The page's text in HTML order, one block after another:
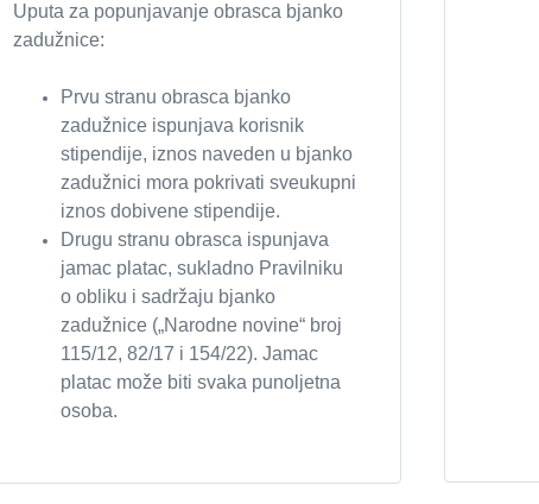
Uputa za popunjavanje obrasca bjanko
zadužnice:
Prvu stranu obrasca bjanko
zadužnice ispunjava korisnik
stipendije, iznos naveden u bjanko
zadužnici mora pokrivati sveukupni
iznos dobivene stipendije.
Drugu stranu obrasca ispunjava
jamac platac, sukladno Pravilniku
o obliku i sadržaju bjanko
zadužnice („Narodne novine“ broj
115/12, 82/17 i 154/22). Jamac
platac može biti svaka punoljetna
osoba.